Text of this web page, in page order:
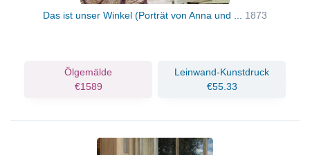
Das ist unser Winkel (Porträt von Anna und ... 1873
Ölgemälde
€1589
Leinwand-Kunstdruck
€55.33